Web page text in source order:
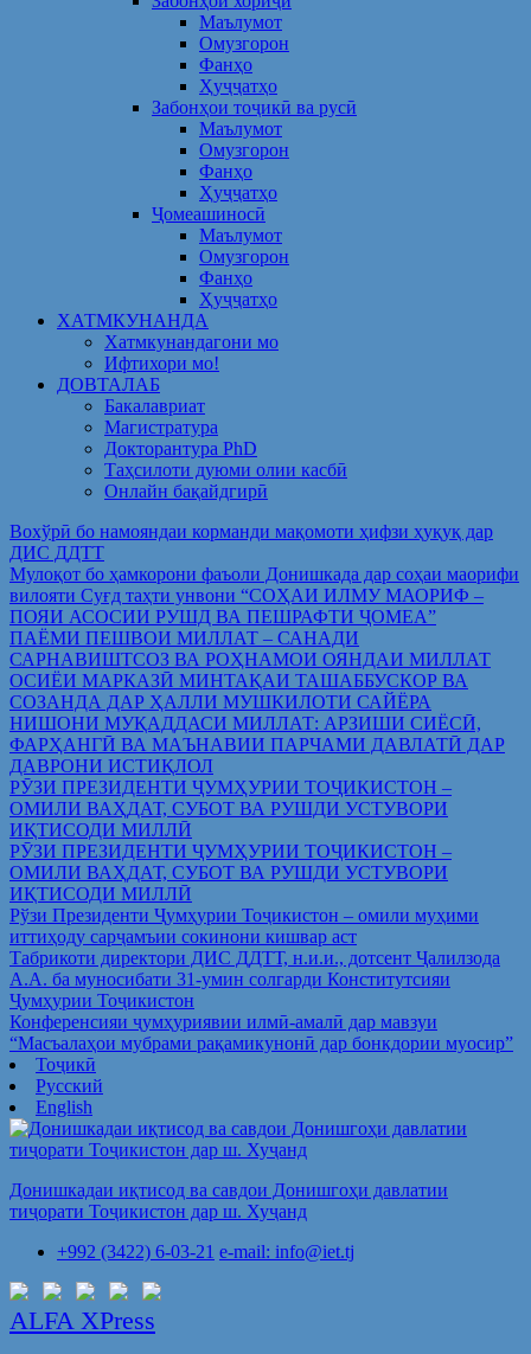
Маълумот
Омузгорон
Фанҳо
Ҳуҷҷатҳо
Забонҳои тоҷикӣ ва русӣ
Маълумот
Омузгорон
Фанҳо
Ҳуҷҷатҳо
Ҷомеашиносӣ
Маълумот
Омузгорон
Фанҳо
Ҳуҷҷатҳо
ХАТМКУНАНДА
Хатмкунандагони мо
Ифтихори мо!
ДОВТАЛАБ
Бакалавриат
Магистратура
Докторантура PhD
Таҳсилоти дуюми олии касбӣ
Онлайн бақайдгирӣ
Вохўрӣ бо намояндаи корманди мақомоти ҳифзи ҳуқуқ дар
ДИС ДДТТ
Мулоқот бо ҳамкорони фаъоли Донишкада дар соҳаи маорифи
вилояти Суғд таҳти унвони “СОҲАИ ИЛМУ МАОРИФ –
ПОЯИ АСОСИИ РУШД ВА ПЕШРАФТИ ҶОМЕА”
ПАЁМИ ПЕШВОИ МИЛЛАТ – САНАДИ
САРНАВИШТСОЗ ВА РОҲНАМОИ ОЯНДАИ МИЛЛАТ
ОСИЁИ МАРКАЗӢ МИНТАҚАИ ТАШАББУСКОР ВА
СОЗАНДА ДАР ҲАЛЛИ МУШКИЛОТИ САЙЁРА
НИШОНИ МУҚАДДАСИ МИЛЛАТ: АРЗИШИ СИЁСӢ,
ФАРҲАНГӢ ВА МАЪНАВИИ ПАРЧАМИ ДАВЛАТӢ ДАР
ДАВРОНИ ИСТИҚЛОЛ
РӮЗИ ПРЕЗИДЕНТИ ҶУМҲУРИИ ТОҶИКИСТОН –
ОМИЛИ ВАҲДАТ, СУБОТ ВА РУШДИ УСТУВОРИ
ИҚТИСОДИ МИЛЛӢ
РӮЗИ ПРЕЗИДЕНТИ ҶУМҲУРИИ ТОҶИКИСТОН –
ОМИЛИ ВАҲДАТ, СУБОТ ВА РУШДИ УСТУВОРИ
ИҚТИСОДИ МИЛЛӢ
Рўзи Президенти Ҷумҳурии Тоҷикистон – омили муҳими
иттиҳоду сарҷамъии сокинони кишвар аст
Табрикоти директори ДИС ДДТТ, н.и.и., дотсент Ҷалилзода
А.А. ба муносибати 31-умин солгарди Конститутсияи
Ҷумҳурии Тоҷикистон
Конференсияи ҷумҳуриявии илмӣ-амалӣ дар мавзуи
“Масъалаҳои мубрами рақамикунонӣ дар бонкдории муосир”
Тоҷикӣ
Русский
English
Донишкадаи иқтисод ва савдои Донишгоҳи давлатии
тиҷорати Тоҷикистон дар ш. Хуҷанд
+992 (3422) 6-03-21 e-mail: info@iet.tj
ALFA XPress